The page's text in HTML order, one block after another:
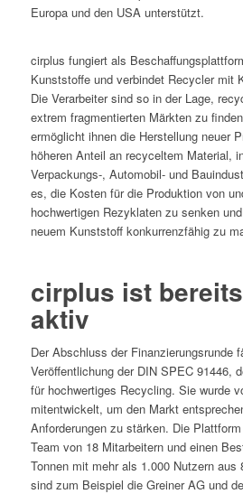
Europa und den USA unterstützt.
cirplus fungiert als
Kunststoffe und verbindet Recycler mit
Die Verarbeiter sind so in der Lage,
extrem fragmentierten Märkten zu
ermöglicht ihnen die Herstellung neuer
höheren Anteil an recyceltem Material,
Verpackungs-, Automobil- und
es, die Kosten für die Produktion von
hochwertigen Rezyklaten zu senken
neuem Kunststoff konkurrenzfähig zu
cirplus ist
aktiv
Der Abschluss der Finanzierungsrunde
Veröffentlichung der DIN SPEC 91446,
für hochwertiges Recycling. Sie wurde
mitentwickelt, um den Markt
Anforderungen zu stärken. Die
Team von 18 Mitarbeitern und einen
Tonnen mit mehr als 1.000 Nutzern aus
sind zum Beispiel die Greiner AG und